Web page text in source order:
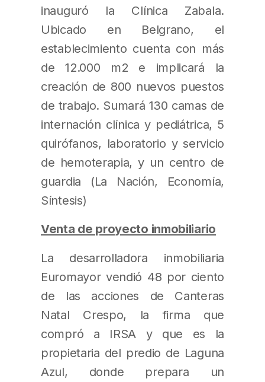
inauguró la Clínica Zabala.
Ubicado en Belgrano, el
establecimiento cuenta con más
de 12.000 m2 e implicará la
creación de 800 nuevos puestos
de trabajo. Sumará 130 camas de
internación clínica y pediátrica, 5
quirófanos, laboratorio y servicio
de hemoterapia, y un centro de
guardia (La Nación, Economía,
Síntesis)
Venta de proyecto inmobiliario
La desarrolladora inmobiliaria
Euromayor vendió 48 por ciento
de las acciones de Canteras
Natal Crespo, la firma que
compró a IRSA y que es la
propietaria del predio de Laguna
Azul, donde prepara un